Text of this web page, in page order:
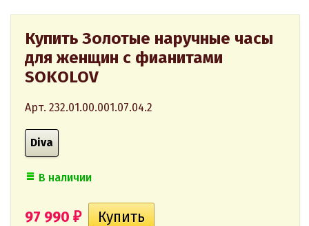
Купить Золотые наручные часы
для женщин с фианитами
SOKOLOV
Арт. 232.01.00.001.07.04.2
Diva
В наличии
97 990 ₽